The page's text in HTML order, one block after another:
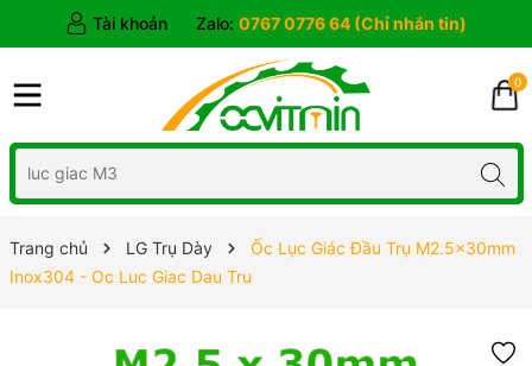
Tài khoản Zalo: 0767 0776 64 (Chỉ nhắn tin)
0
Trang chủ LG Trụ Dày
Ốc Lục Giác Đầu Trụ M2.5x30mm
Inox304 - Oc Luc Giac Dau Tru